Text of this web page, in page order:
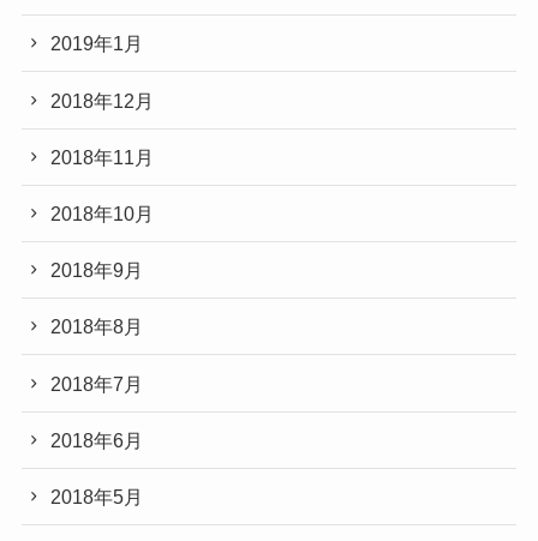
2019年1月
2018年12月
2018年11月
2018年10月
2018年9月
2018年8月
2018年7月
2018年6月
2018年5月